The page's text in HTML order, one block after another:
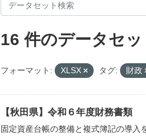
16 件のデータセ
フォーマット: XLSX タグ: 財政
【秋田県】令和６年度財務書類
固定資産台帳の整備と複式簿記の導